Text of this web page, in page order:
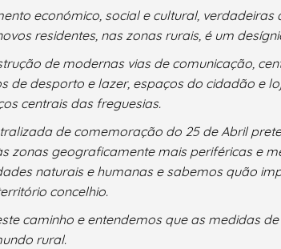
económico, social e cultural,
residentes, nas zonas rurais, é um
de modernas vias de comunicação,
de desporto e lazer, espaços do cidadão e
centrais das freguesias.
de comemoração do 25 de Abril
zonas geograficamente mais periféricas e
naturais e humanas e sabemos quão
concelhio.
caminho e entendemos que as medidas
rural.